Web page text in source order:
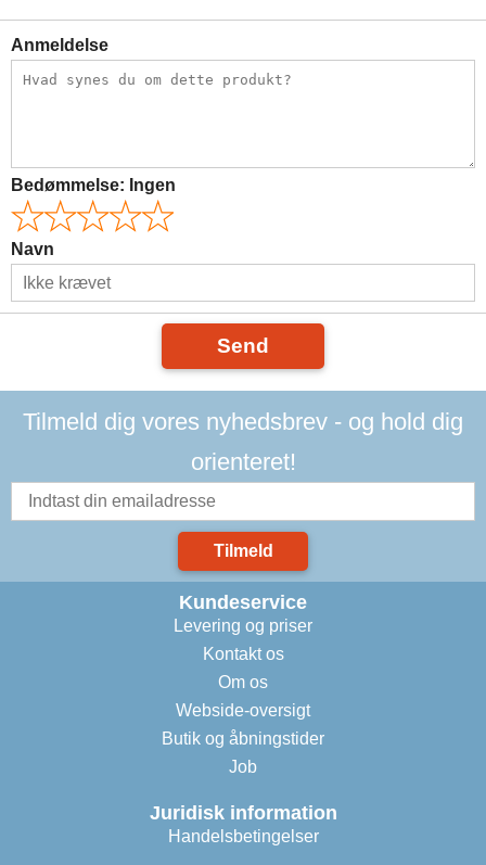
Anmeldelse
Bedømmelse: Ingen
Navn
Send
Tilmeld dig vores nyhedsbrev - og hold dig
orienteret!
Tilmeld
Kundeservice
Levering og priser
Kontakt os
Om os
Webside-oversigt
Butik og åbningstider
Job
Juridisk information
Handelsbetingelser